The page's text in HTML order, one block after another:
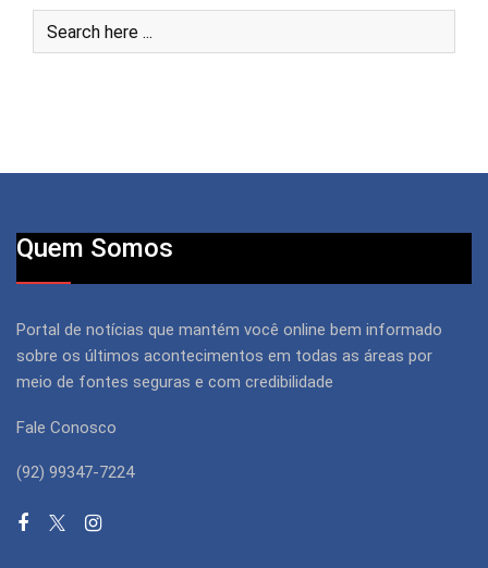
Quem Somos
Portal de notícias que mantém você online bem informado
sobre os últimos acontecimentos em todas as áreas por
meio de fontes seguras e com credibilidade
Fale Conosco
(92) 99347-7224